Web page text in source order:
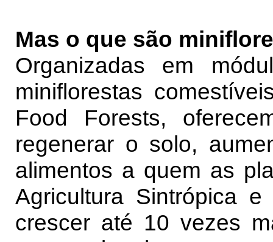
Mas o que são
Organizadas em
miniflorestas
Food Forests,
regenerar o solo,
alimentos a quem as
Agricultura Sintrópica
crescer até 10 vezes